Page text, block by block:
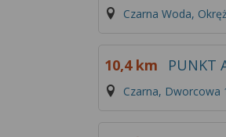
Czarna Woda,
10,4 km PUNKT
Czarna, Dworcowa